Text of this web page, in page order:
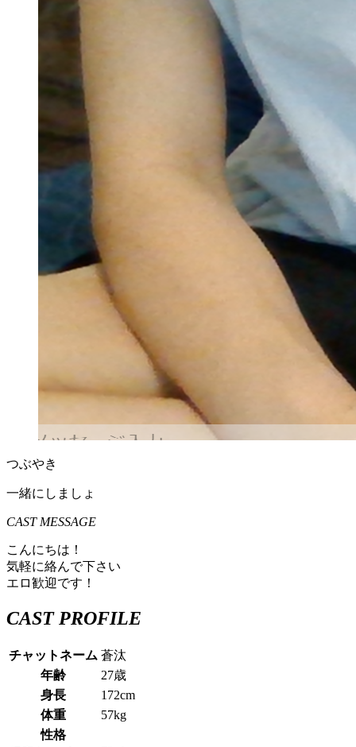
つぶやき
一緒にしましょ
CAST MESSAGE
こんにちは！
気軽に絡んで下さい
エロ歓迎です！
CAST PROFILE
チャットネーム 蒼汰
年齢
27歳
身長
172cm
体重
57kg
性格